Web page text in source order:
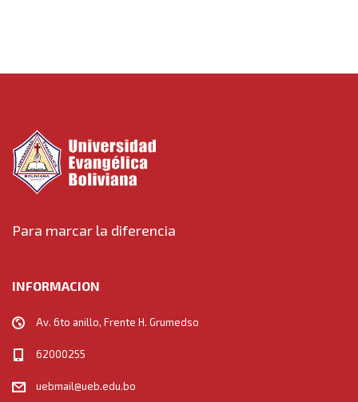
t
n
a
v
g
a
t
Para marcar la diferencia
INFORMACION
Av. 6to anillo, Frente H. Grumedso
62000255
uebmail@ueb.edu.bo